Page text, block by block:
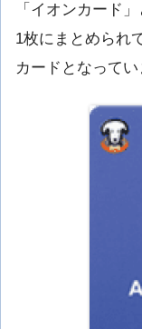
「イオンカード
1枚にまとめられ
カードとなってい